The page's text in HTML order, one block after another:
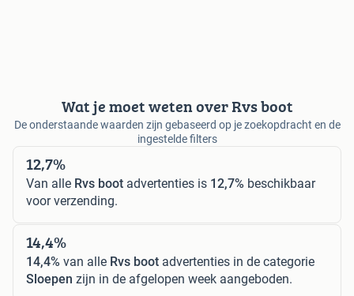
Wat je moet weten over Rvs boot
De onderstaande waarden zijn gebaseerd op je zoekopdracht en de
ingestelde filters
12,7%
Van alle Rvs boot advertenties is 12,7% beschikbaar
voor verzending.
14,4%
14,4% van alle Rvs boot advertenties in de categorie
Sloepen zijn in de afgelopen week aangeboden.